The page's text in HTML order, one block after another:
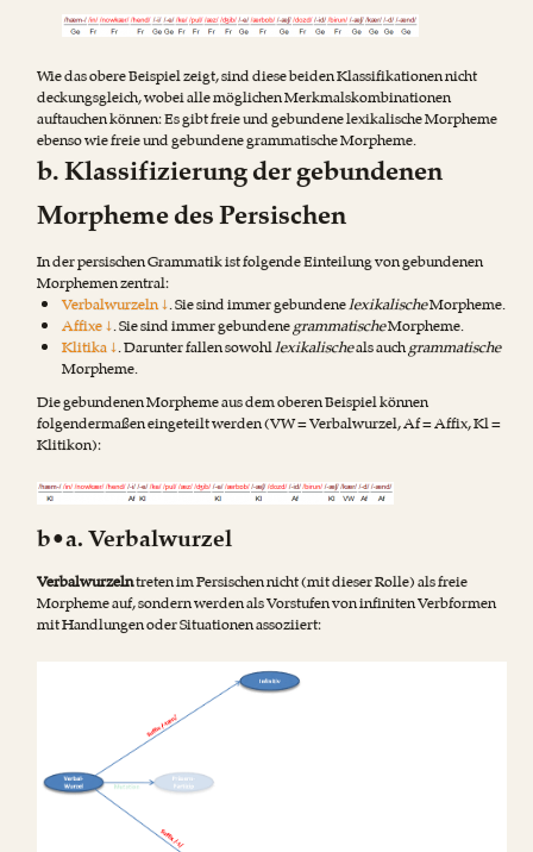
Wie das obere Beispiel zeigt, sind diese beiden Klassifikationen nicht
deckungsgleich, wobei alle möglichen Merkmalskombinationen
auftauchen können: Es gibt freie und gebundene lexikalische Morpheme
ebenso wie freie und gebundene grammatische Morpheme.
b. Klassifizierung der gebundenen
Morpheme des Persischen
In der persischen Grammatik ist folgende Einteilung von gebundenen
Morphemen zentral:
Verbalwurzeln ↓. Sie sind immer gebundenelexikalischeMorpheme.
Affixe ↓. Sie sind immer gebundenegrammatischeMorpheme.
Klitika ↓. Darunter fallen sowohllexikalischeals auchgrammatische
Morpheme.
Die gebundenen Morpheme aus dem oberen Beispiel können
folgendermaßen eingeteilt werden (VW = Verbalwurzel, Af = Affix, Kl =
Klitikon):
b•a. Verbalwurzel
Verbalwurzelntreten im Persischen nicht (mit dieser Rolle) als freie
Morpheme auf, sondern werden als Vorstufen von infiniten Verbformen
mit Handlungen oder Situationen assoziiert: